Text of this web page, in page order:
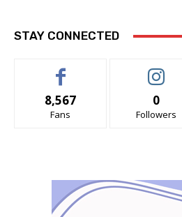
STAY CONNECTED
8,567
Fans
0
Followers